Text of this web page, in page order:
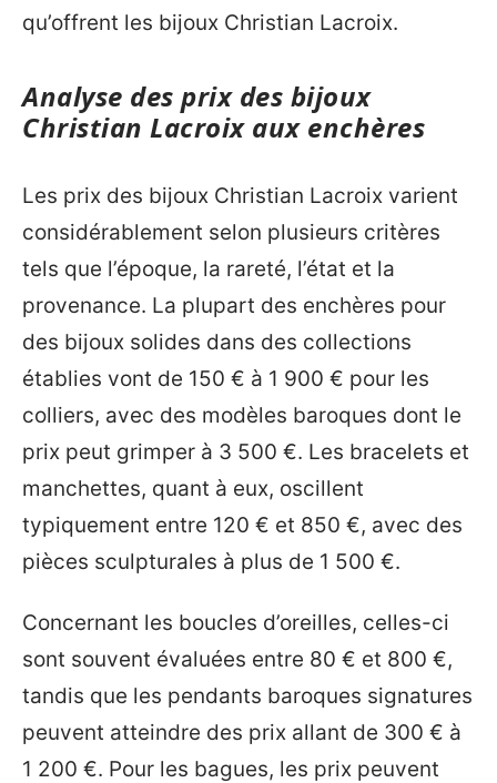
qu’offrent les bijoux Christian Lacroix.
Analyse des prix des bijoux
Christian Lacroix aux enchères
Les prix des bijoux Christian Lacroix varient
considérablement selon plusieurs critères
tels que l’époque, la rareté, l’état et la
provenance. La plupart des enchères pour
des bijoux solides dans des collections
établies vont de 150 € à 1 900 € pour les
colliers, avec des modèles baroques dont le
prix peut grimper à 3 500 €. Les bracelets et
manchettes, quant à eux, oscillent
typiquement entre 120 € et 850 €, avec des
pièces sculpturales à plus de 1 500 €.
Concernant les boucles d’oreilles, celles-ci
sont souvent évaluées entre 80 € et 800 €,
tandis que les pendants baroques signatures
peuvent atteindre des prix allant de 300 € à
1 200 €. Pour les bagues, les prix peuvent